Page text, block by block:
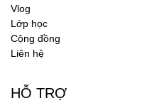
Vlog
Lớp học
Cộng đồng
Liên hệ
HỖ TRỢ